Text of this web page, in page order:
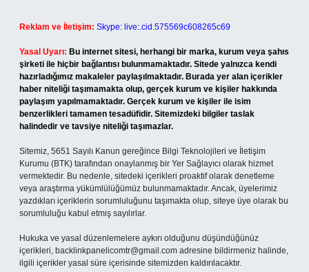
Reklam ve İletişim: Skype: live:.cid.575569c608265c69
Yasal Uyarı: Bu internet sitesi, herhangi bir marka, kurum veya şahıs
şirketi ile hiçbir bağlantısı bulunmamaktadır. Sitede yalnızca kendi
hazırladığımız makaleler paylaşılmaktadır. Burada yer alan içerikler
haber niteliği taşımamakta olup, gerçek kurum ve kişiler hakkında
paylaşım yapılmamaktadır. Gerçek kurum ve kişiler ile isim
benzerlikleri tamamen tesadüfidir. Sitemizdeki bilgiler taslak
halindedir ve tavsiye niteliği taşımazlar.
Sitemiz, 5651 Sayılı Kanun gereğince Bilgi Teknolojileri ve İletişim
Kurumu (BTK) tarafından onaylanmış bir Yer Sağlayıcı olarak hizmet
vermektedir. Bu nedenle, sitedeki içerikleri proaktif olarak denetleme
veya araştırma yükümlülüğümüz bulunmamaktadır. Ancak, üyelerimiz
yazdıkları içeriklerin sorumluluğunu taşımakta olup, siteye üye olarak bu
sorumluluğu kabul etmiş sayılırlar.
Hukuka ve yasal düzenlemelere aykırı olduğunu düşündüğünüz
içerikleri, backlinkpanelicomtr@gmail.com adresine bildirmeniz halinde,
ilgili içerikler yasal süre içerisinde sitemizden kaldırılacaktır.